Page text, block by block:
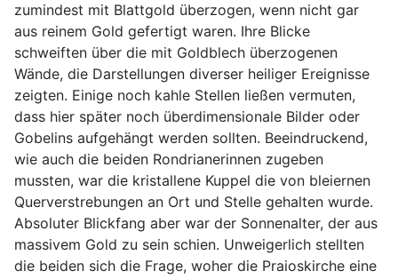
zumindest mit Blattgold überzogen, wenn nicht gar
aus reinem Gold gefertigt waren. Ihre Blicke
schweiften über die mit Goldblech überzogenen
Wände, die Darstellungen diverser heiliger Ereignisse
zeigten. Einige noch kahle Stellen ließen vermuten,
dass hier später noch überdimensionale Bilder oder
Gobelins aufgehängt werden sollten. Beeindruckend,
wie auch die beiden Rondrianerinnen zugeben
mussten, war die kristallene Kuppel die von bleiernen
Querverstrebungen an Ort und Stelle gehalten wurde.
Absoluter Blickfang aber war der Sonnenalter, der aus
massivem Gold zu sein schien. Unweigerlich stellten
die beiden sich die Frage, woher die Praioskirche eine